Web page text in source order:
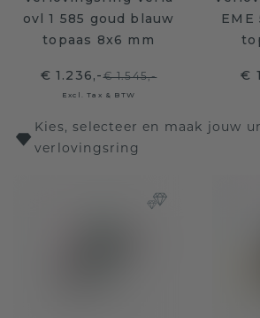
ovl 1 585 goud blauw
topaas 8x6 mm
€ 1.236,-€ 1.545,-
Excl. Tax & BTW
€
Kies, selecteer en maak jouw
verlovingsring